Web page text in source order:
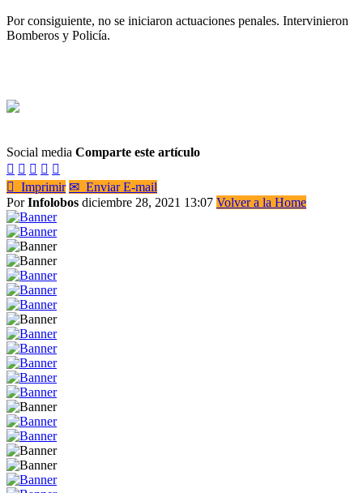
Por consiguiente, no se iniciaron actuaciones penales. Intervinieron
Bomberos y Policía.
Social media Comparte este artículo
    
 Imprimir ✉ Enviar E-mail
PorInfolobos diciembre 28, 2021 13:07 Volver a la Home